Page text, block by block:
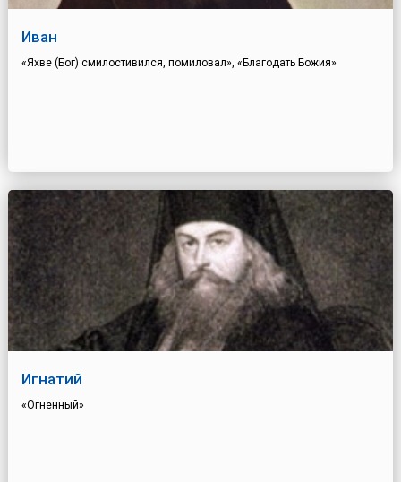
Иван
«Яхве (Бог) смилостивился, помиловал», «Благодать Божия»
Игнатий
«Огненный»